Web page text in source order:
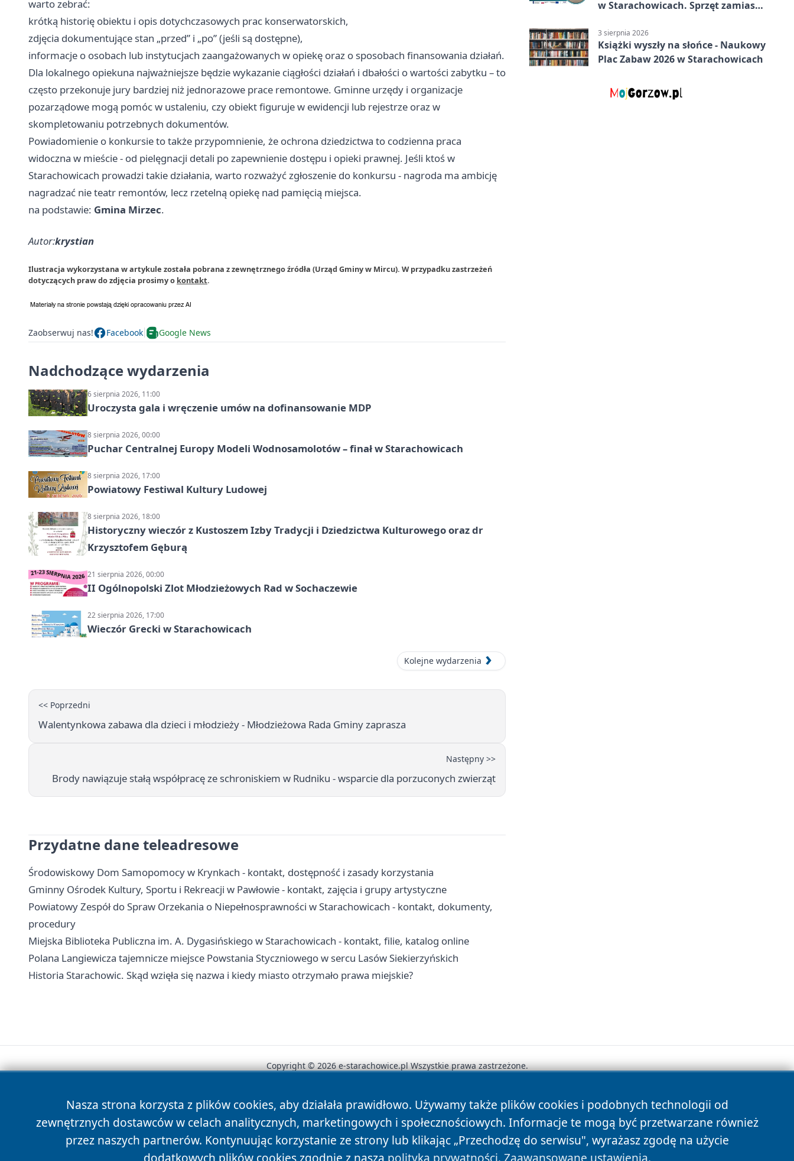
warto zebrać:
krótką historię obiektu i opis dotychczasowych prac konserwatorskich,
zdjęcia dokumentujące stan „przed” i „po” (jeśli są dostępne),
informacje o osobach lub instytucjach zaangażowanych w opiekę oraz o sposobach finansowania działań.
Dla lokalnego opiekuna najważniejsze będzie wykazanie ciągłości działań i dbałości o wartości zabytku – to
często przekonuje jury bardziej niż jednorazowe prace remontowe. Gminne urzędy i organizacje
pozarządowe mogą pomóc w ustaleniu, czy obiekt figuruje w ewidencji lub rejestrze oraz w
skompletowaniu potrzebnych dokumentów.
Powiadomienie o konkursie to także przypomnienie, że ochrona dziedzictwa to codzienna praca
widoczna w mieście - od pielęgnacji detali po zapewnienie dostępu i opieki prawnej. Jeśli ktoś w
Starachowicach prowadzi takie działania, warto rozważyć zgłoszenie do konkursu - nagroda ma ambicję
nagradzać nie teatr remontów, lecz rzetelną opiekę nad pamięcią miejsca.
na podstawie: Gmina Mirzec.
Autor:krystian
Ilustracja wykorzystana w artykule została pobrana z zewnętrznego źródła (Urząd Gminy w Mircu). W przypadku zastrzeżeń
dotyczących praw do zdjęcia prosimy o kontakt.
Zaobserwuj nas! Facebook Google News
Nadchodzące wydarzenia
6 sierpnia 2026, 11:00
Uroczysta gala i wręczenie umów na dofinansowanie MDP
8 sierpnia 2026, 00:00
Puchar Centralnej Europy Modeli Wodnosamolotów – finał w Starachowicach
8 sierpnia 2026, 17:00
Powiatowy Festiwal Kultury Ludowej
8 sierpnia 2026, 18:00
Historyczny wieczór z Kustoszem Izby Tradycji i Dziedzictwa Kulturowego oraz dr
Krzysztofem Gęburą
21 sierpnia 2026, 00:00
II Ogólnopolski Zlot Młodzieżowych Rad w Sochaczewie
22 sierpnia 2026, 17:00
Wieczór Grecki w Starachowicach
Kolejne wydarzenia
<< Poprzedni
Walentynkowa zabawa dla dzieci i młodzieży - Młodzieżowa Rada Gminy zaprasza
Następny >>
Brody nawiązuje stałą współpracę ze schroniskiem w Rudniku - wsparcie dla porzuconych zwierząt
Przydatne dane teleadresowe
Środowiskowy Dom Samopomocy w Krynkach - kontakt, dostępność i zasady korzystania
Gminny Ośrodek Kultury, Sportu i Rekreacji w Pawłowie - kontakt, zajęcia i grupy artystyczne
Powiatowy Zespół do Spraw Orzekania o Niepełnosprawności w Starachowicach - kontakt, dokumenty,
procedury
Miejska Biblioteka Publiczna im. A. Dygasińskiego w Starachowicach - kontakt, filie, katalog online
Polana Langiewicza tajemnicze miejsce Powstania Styczniowego w sercu Lasów Siekierzyńskich
Historia Starachowic. Skąd wzięła się nazwa i kiedy miasto otrzymało prawa miejskie?
w Starachowicach. Sprzęt zamiast
3 sierpnia 2026
Książki wyszły na słońce - Naukowy
Plac Zabaw 2026 w Starachowicach
Nasza strona korzysta z plików cookies, aby działała prawidłowo. Używamy także plików cookies i podobnych technologii od
zewnętrznych dostawców w celach analitycznych, marketingowych i społecznościowych. Informacje te mogą być przetwarzane również
przez naszych partnerów. Kontynuując korzystanie ze strony lub klikając „Przechodzę do serwisu", wyrażasz zgodę na użycie
dodatkowych plików cookies zgodnie z naszą polityką prywatności. Zaawansowane ustawienia.
Copyright © 2026 e-starachowice.pl Wszystkie prawa zastrzeżone.
News Autorzy Polityka Prywatności Polityka Cookies